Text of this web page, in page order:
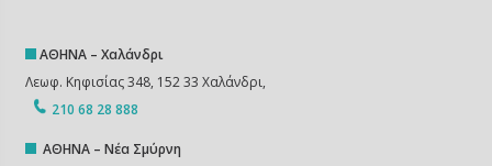
ΑΘΗΝΑ – Χαλάνδρι
Λεωφ. Κηφισίας 348, 152 33 Χαλάνδρι,
210 68 28 888
ΑΘΗΝΑ – Νέα Σμύρνη